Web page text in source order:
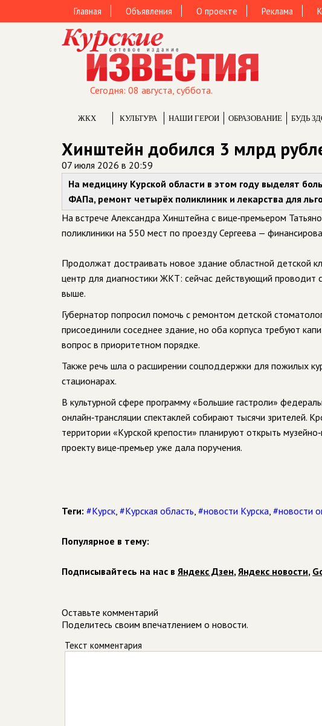
Главная Объявления О проекте Реклама
Сегодня: 08 августа, суббота.
ЖКХ КУЛЬТУРА НАШИ ГЕРОИ ОБРАЗОВАНИЕ БУДЬ
Хинштейн добился 3 млрд
07 июля 2026 в 20:59
На медицину Курской области в этом году выделят
ФАПа, ремонт четырёх поликлиник и лекарства для
На встрече Александра Хинштейна с вице‑премьером
поликлиники на 550 мест по проезду Сергеева —
Продолжат достраивать новое здание областной детской
центр для диагностики ЖКТ: сейчас действующий проводит
выше.
Губернатор попросил помочь с ремонтом детской
присоединили соседнее здание, но оба корпуса требуют
вопрос в приоритетном порядке.
Также речь шла о расширении соцподдержки для пожилых
стационарах.
В культурной сфере программу «Большие гастроли»
онлайн‑трансляции спектаклей собирают тысячи зрителей.
территории «Курской крепости» планируют открыть
проекту вице‑премьер уже дала поручения.
Теги: #Курск, #Курская область, #новости Курска, #новости
Популярное в тему:
Подписывайтесь на нас в Яндекс Дзен,Яндекс новости,
Оставьте комментарий
Поделитесь своим впечатлением о новости.
Текст комментария